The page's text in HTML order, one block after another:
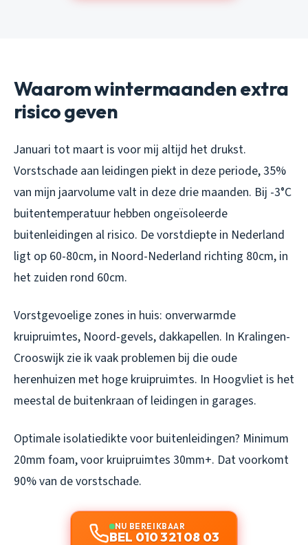
Waarom wintermaanden extra
risico geven
Januari tot maart is voor mij altijd het drukst.
Vorstschade aan leidingen piekt in deze periode, 35%
van mijn jaarvolume valt in deze drie maanden. Bij -3°C
buitentemperatuur hebben ongeïsoleerde
buitenleidingen al risico. De vorstdiepte in Nederland
ligt op 60-80cm, in Noord-Nederland richting 80cm, in
het zuiden rond 60cm.
Vorstgevoelige zones in huis: onverwarmde
kruipruimtes, Noord-gevels, dakkapellen. In Kralingen-
Crooswijk zie ik vaak problemen bij die oude
herenhuizen met hoge kruipruimtes. In Hoogvliet is het
meestal de buitenkraan of leidingen in garages.
Optimale isolatiedikte voor buitenleidingen? Minimum
20mm foam, voor kruipruimtes 30mm+. Dat voorkomt
90% van de vorstschade.
NU BEREIKBAAR
BEL 010 321 08 03